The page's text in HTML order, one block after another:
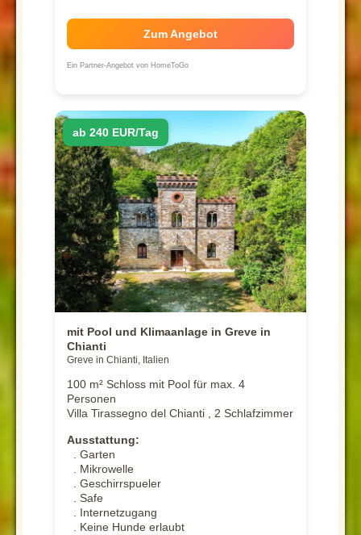
Zum Angebot
Ein Partner-Angebot von HomeToGo
ab 240 EUR/Tag
mit Pool und Klimaanlage in Greve in
Chianti
Greve in Chianti, Italien
100 m² Schloss mit Pool für max. 4
Personen
Villa Tirassegno del Chianti , 2 Schlafzimmer
Ausstattung:
. Garten
. Mikrowelle
. Geschirrspueler
. Safe
. Internetzugang
. Keine Hunde erlaubt